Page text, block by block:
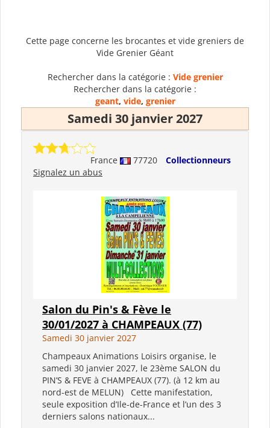
Cette page concerne les brocantes et vide greniers de
Vide Grenier Géant
Rechercher dans la catégorie : Vide grenier
Rechercher dans la catégorie :
geant, vide, grenier
Samedi 30 janvier 2027
France 77720
Collectionneurs
Signalez un abus
Salon du Pin's & Fève le
30/01/2027 à CHAMPEAUX (77)
Samedi 30 janvier 2027
Champeaux Animations Loisirs organise, le
samedi 30 janvier 2027, le 23ème SALON du
PIN’S & FEVE à CHAMPEAUX (77). (à 12 km au
nord-est de MELUN) Cette manifestation,
seule exposition d’Ile-de-France et l’un des 3
derniers salons nationaux...